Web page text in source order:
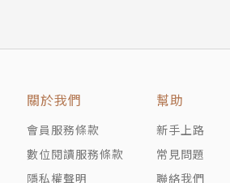
關於我們
會員服務條款
數位閱讀服務條款
隱私權聲明
幫助
新手上路
常見問題
聯絡我們